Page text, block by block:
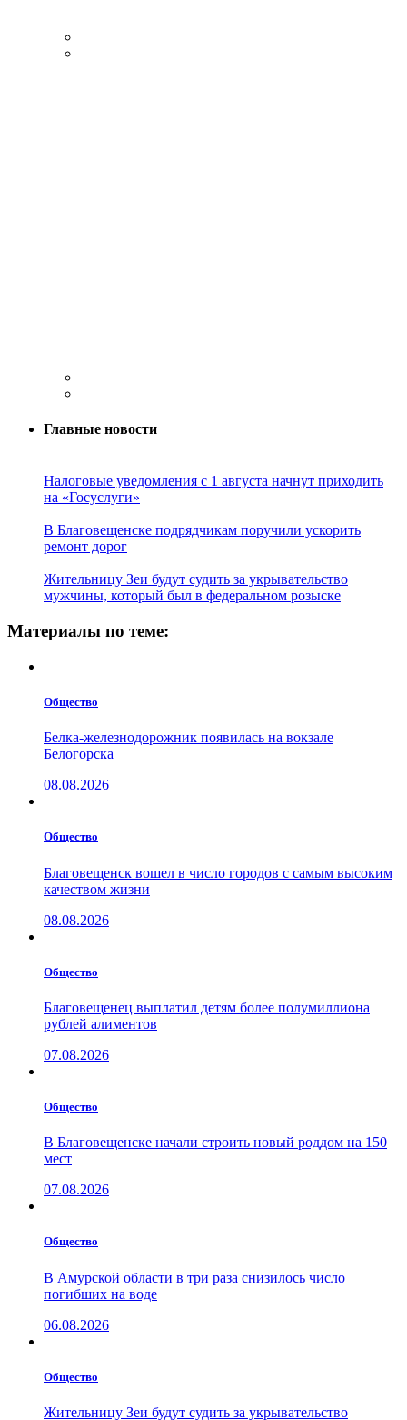
Главные новости
Налоговые уведомления с 1 августа начнут приходить
на «Госуслуги»
В Благовещенске подрядчикам поручили ускорить
ремонт дорог
Жительницу Зеи будут судить за укрывательство
мужчины, который был в федеральном розыске
Материалы по теме:
Общество
Белка-железнодорожник появилась на вокзале
Белогорска
08.08.2026
Общество
Благовещенск вошел в число городов с самым высоким
качеством жизни
08.08.2026
Общество
Благовещенец выплатил детям более полумиллиона
рублей алиментов
07.08.2026
Общество
В Благовещенске начали строить новый роддом на 150
мест
07.08.2026
Общество
В Амурской области в три раза снизилось число
погибших на воде
06.08.2026
Общество
Жительницу Зеи будут судить за укрывательство